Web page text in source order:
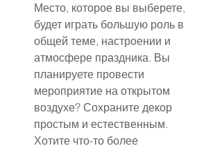
Место, которое вы выберете,
будет играть большую роль в
общей теме, настроении и
атмосфере праздника. Вы
планируете провести
мероприятие на открытом
воздухе? Сохраните декор
простым и естественным.
Хотите что-то более